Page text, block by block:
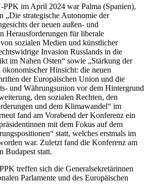
PPK im April 2024 war Palma (Spanien),
„Die strategische Autonomie der
der neuen außen- und
Herausforderungen für liberale
sozialen Medien und künstlicher
Invasion Russlands in die
im Nahen Osten“ sowie „Stärkung der
Hinsicht: die neuen
der Europäischen Union und die
und Währungsunion vor dem Hintergrund
den sozialen Rechten, den
und dem Klimawandel“ im
fand am Vorabend der Konferenz ein
mit dem Fokus auf dem
statt, welches erstmals im
war. Zuletzt fand die Konferenz am
Budapest statt.
treffen sich die Generalsekretärinnen
Parlamente und des Europäischen